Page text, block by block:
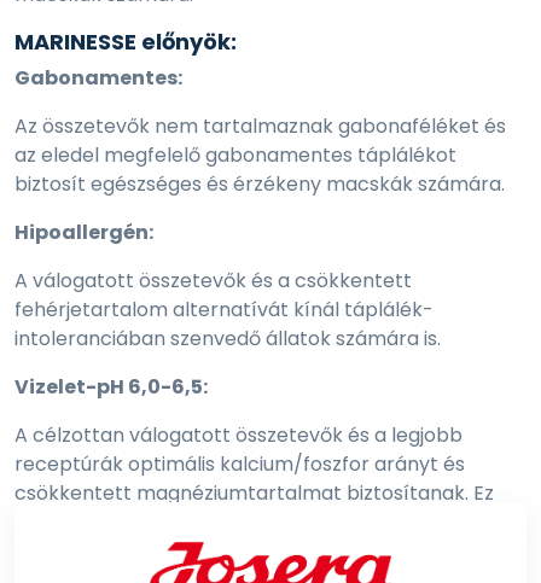
MARINESSE előnyök:
Gabonamentes:
Az összetevők nem tartalmaznak gabonaféléket és
az eledel megfelelő gabonamentes táplálékot
biztosít egészséges és érzékeny macskák számára.
Hipoallergén:
A válogatott összetevők és a csökkentett
fehérjetartalom alternatívát kínál táplálék-
intoleranciában szenvedő állatok számára is.
Vizelet-pH 6,0-6,5:
A célzottan válogatott összetevők és a legjobb
receptúrák optimális kalcium/foszfor arányt és
csökkentett magnéziumtartalmat biztosítanak. Ez
ezzel csökkentve a vesekő képződés kockázatát.